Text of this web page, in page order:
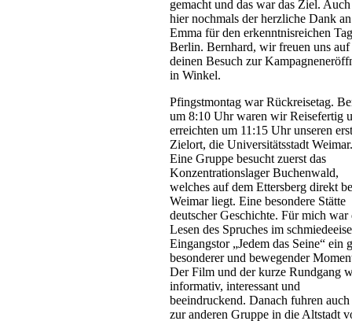
gemacht und das war das Ziel.
hier nochmals der herzliche Dank an
Emma für den erkenntnisreichen
Berlin. Bernhard, wir freuen uns auf
deinen Besuch zur
in Winkel.
Pfingstmontag war Rückreisetag.
um 8:10 Uhr waren wir Reisefertig
erreichten um 11:15 Uhr unseren
Zielort, die Universitätsstadt Weimar.
Eine Gruppe besucht zuerst das
Konzentrationslager Buchenwald,
welches auf dem Ettersberg direkt
Weimar liegt. Eine besondere Stätte
deutscher Geschichte. Für mich war
Lesen des Spruches im
Eingangstor „Jedem das Seine“ ein
besonderer und bewegender
Der Film und der kurze Rundgang
informativ, interessant und
beeindruckend. Danach fuhren
zur anderen Gruppe in die Altstadt